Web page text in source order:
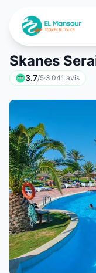
Skanes
3.7/5·3 041 avis